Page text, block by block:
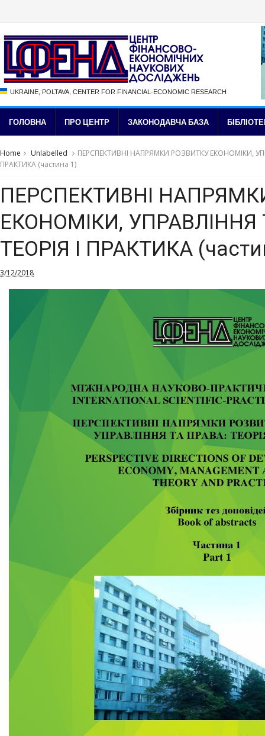
UKRAINE, POLTAVA, CENTER FOR FINANCIAL-ECONOMIC RESEARCH
ГОЛОВНА ПРО ЦЕНТР ЗАКОНОДАВЧА БАЗА
Home Unlabelled
ПЕРСПЕКТИВНІ НАПРЯМКИ РОЗВИТКУ ЕКОНОМІКИ,
ПРАКТИКА (частина 1)
ПЕРСПЕКТИВНІ
ЕКОНОМІКИ, УПРАВЛІННЯ
ТЕОРІЯ І ПРАКТИКА
3/12/2018